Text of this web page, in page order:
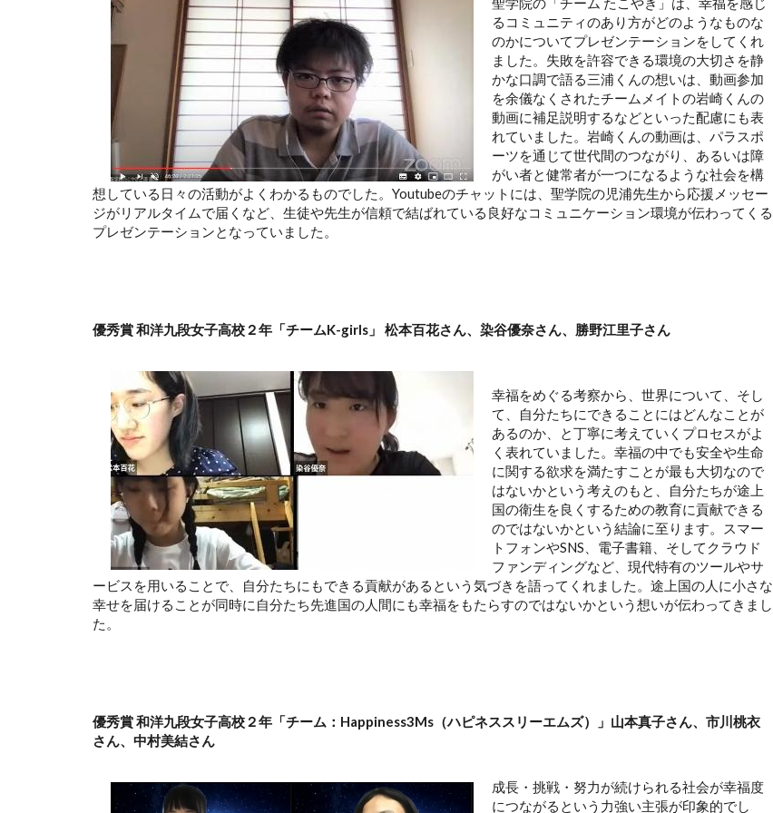
るコミュニティのあり方がどのようなものな
のかについてプレゼンテーションをしてくれ
ました。失敗を許容できる環境の大切さを静
かな口調で語る三浦くんの想いは、動画参加
を余儀なくされたチームメイトの岩崎くんの
動画に補足説明するなどといった配慮にも表
れていました。岩崎くんの動画は、パラスポ
ーツを通じて世代間のつながり、あるいは障
がい者と健常者が一つになるような社会を構
想している日々の活動がよくわかるものでした。Youtubeのチャットには、聖学院の児浦先生から応援メッセー
ジがリアルタイムで届くなど、生徒や先生が信頼で結ばれている良好なコミュニケーション環境が伝わってくる
プレゼンテーションとなっていました。
優秀賞 和洋九段女子高校２年「チームK-girls」 松本百花さん、染谷優奈さん、勝野江里子さん
幸福をめぐる考察から、世界について、そし
て、自分たちにできることにはどんなことが
あるのか、と丁寧に考えていくプロセスがよ
く表れていました。幸福の中でも安全や生命
に関する欲求を満たすことが最も大切なので
はないかという考えのもと、自分たちが途上
国の衛生を良くするための教育に貢献できる
のではないかという結論に至ります。スマー
トフォンやSNS、電子書籍、そしてクラウド
ファンディングなど、現代特有のツールやサ
ービスを用いることで、自分たちにもできる貢献があるという気づきを語ってくれました。途上国の人に小さな
幸せを届けることが同時に自分たち先進国の人間にも幸福をもたらすのではないかという想いが伝わってきまし
た。
優秀賞 和洋九段女子高校２年「チーム：Happiness3Ms（ハピネススリーエムズ）」山本真子さん、市川桃衣
さん、中村美結さん
成長・挑戦・努力が続けられる社会が幸福度
につながるという力強い主張が印象的でし